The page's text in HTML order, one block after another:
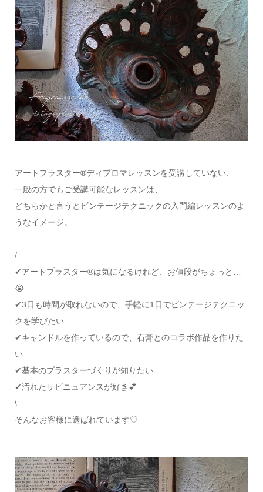
アートプラスター®ディプロマレッスンを受講していない、
一般の方でもご受講可能なレッスンは、
どちらかと言うとビンテージテクニックの入門編レッスンのよ
うなイメージ。
/
✔アートプラスター®は気になるけれど、お値段がちょっと…
😭
✔3日も時間が取れないので、手軽に1日でビンテージテクニッ
クを学びたい
✔キャンドルを作っているので、石膏とのコラボ作品を作りた
い
✔基本のプラスターづくりが知りたい
✔汚れたサビニュアンスが好き💕
\
そんなお客様に選ばれています♡